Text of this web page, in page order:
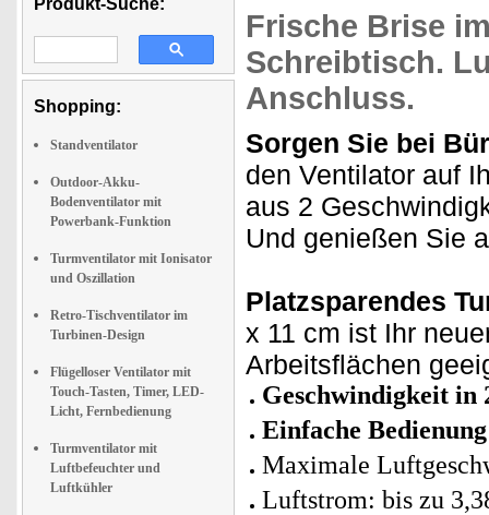
Produkt-Suche:
Shopping:
Standventilator
Outdoor-Akku-
Bodenventilator mit
Powerbank-Funktion
Turmventilator mit Ionisator
und Oszillation
Retro-Tischventilator im
Turbinen-Design
Flügelloser Ventilator mit
Touch-Tasten, Timer, LED-
Licht, Fernbedienung
Turmventilator mit
Luftbefeuchter und
Luftkühler
Frische Brise
Schreibtisch.
Anschluss.
Sorgen Sie bei
den Ventilator auf
aus 2
Und genießen Sie
Platzsparendes
x 11 cm ist Ihr
Arbeitsflächen
Geschwindigkeit in
Einfache
Maximale
Luftstrom: bis zu